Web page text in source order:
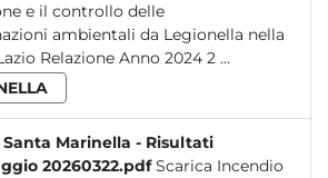
e il controllo delle
Legionella nella
Regione Lazio Relazione Anno 2024 2 ...
Marinella - Risultati
20260322.pdf Scarica Incendio